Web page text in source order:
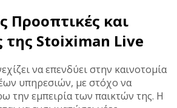
Προοπτικές και
της Stoiximan Live
να επενδύει στην καινοτομία
υπηρεσιών, με στόχο να
την εμπειρία των παικτών της. Η